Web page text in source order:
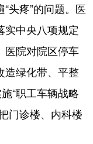
疼”的问题。医
实中央八项规定
医院对院区停车
造绿化带、平整
“职工车辆战略
门诊楼、内科楼